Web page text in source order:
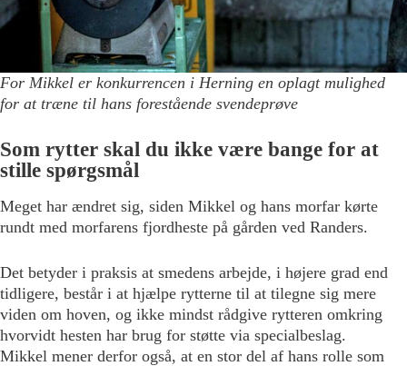
For Mikkel er konkurrencen i Herning en oplagt mulighed
for at træne til hans forestående svendeprøve
Som rytter skal du ikke være bange for at
stille spørgsmål
Meget har ændret sig, siden Mikkel og hans morfar kørte
rundt med morfarens fjordheste på gården ved Randers.
Det betyder i praksis at smedens arbejde, i højere grad end
tidligere, består i at hjælpe rytterne til at tilegne sig mere
viden om hoven, og ikke mindst rådgive rytteren omkring
hvorvidt hesten har brug for støtte via specialbeslag.
Mikkel mener derfor også, at en stor del af hans rolle som